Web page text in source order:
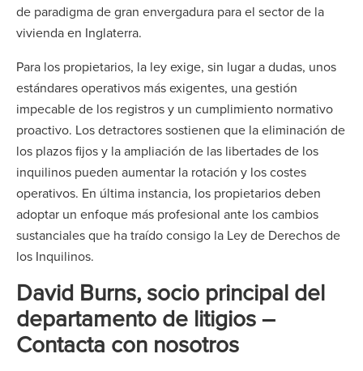
de paradigma de gran envergadura para el sector de la
vivienda en Inglaterra.
Para los propietarios, la ley exige, sin lugar a dudas, unos
estándares operativos más exigentes, una gestión
impecable de los registros y un cumplimiento normativo
proactivo. Los detractores sostienen que la eliminación de
los plazos fijos y la ampliación de las libertades de los
inquilinos pueden aumentar la rotación y los costes
operativos. En última instancia, los propietarios deben
adoptar un enfoque más profesional ante los cambios
sustanciales que ha traído consigo la Ley de Derechos de
los Inquilinos.
David Burns, socio principal del
departamento de litigios –
Contacta con nosotros